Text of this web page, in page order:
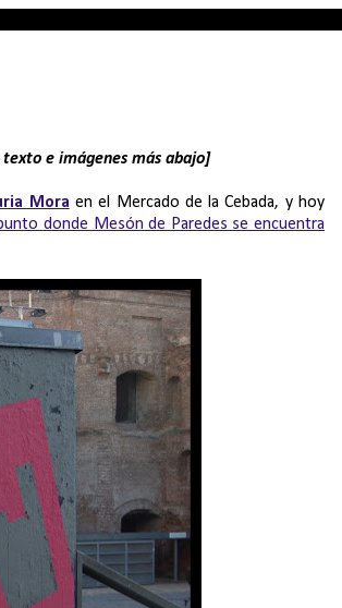
e imágenes más abajo]
Mora en el Mercado de la Cebada, y hoy
donde Mesón de Paredes se encuentra